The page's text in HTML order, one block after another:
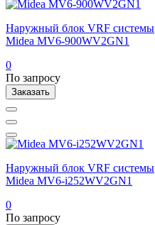
Наружный блок VRF системы
Midea MV6-900WV2GN1
0
По запросу
Заказать
Наружный блок VRF системы
Midea MV6-i252WV2GN1
0
По запросу